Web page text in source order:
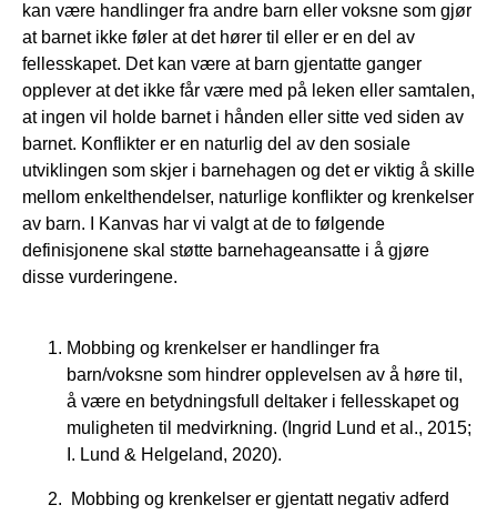
kan være handlinger fra andre barn eller voksne som gjør
at barnet ikke føler at det hører til eller er en del av
fellesskapet. Det kan være at barn gjentatte ganger
opplever at det ikke får være med på leken eller samtalen,
at ingen vil holde barnet i hånden eller sitte ved siden av
barnet. Konflikter er en naturlig del av den sosiale
utviklingen som skjer i barnehagen og det er viktig å skille
mellom enkelthendelser, naturlige konflikter og krenkelser
av barn. I Kanvas har vi valgt at de to følgende
definisjonene skal støtte barnehageansatte i å gjøre
disse vurderingene.
Mobbing og krenkelser er handlinger fra
barn/voksne som hindrer opplevelsen av å høre til,
å være en betydningsfull deltaker i fellesskapet og
muligheten til medvirkning. (Ingrid Lund et al., 2015;
I. Lund & Helgeland, 2020).
Mobbing og krenkelser er gjentatt negativ adferd